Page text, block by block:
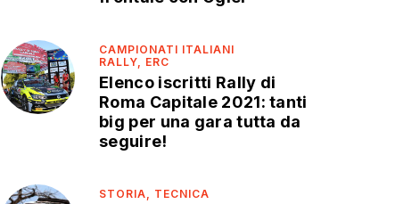
CAMPIONATI ITALIANI
RALLY, ERC
Elenco iscritti Rally di
Roma Capitale 2021: tanti
big per una gara tutta da
seguire!
STORIA, TECNICA